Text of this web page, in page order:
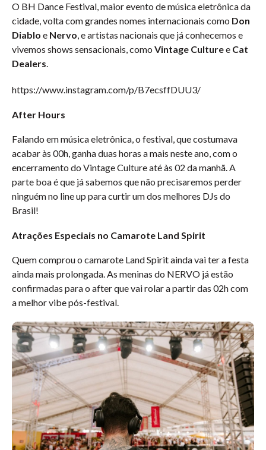
O BH Dance Festival, maior evento de música eletrônica da
cidade, volta com grandes nomes internacionais como Don
Diablo e Nervo, e artistas nacionais que já conhecemos e
vivemos shows sensacionais, como Vintage Culturee Cat
Dealers.
https://www.instagram.com/p/B7ecsffDUU3/
After Hours
Falando em música eletrônica, o festival, que costumava
acabar às 00h, ganha duas horas a mais neste ano, com o
encerramento do Vintage Culture até às 02 da manhã. A
parte boa é que já sabemos que não precisaremos perder
ninguém no line up para curtir um dos melhores DJs do
Brasil!
Atrações Especiais no Camarote Land Spirit
Quem comprou o camarote Land Spirit ainda vai ter a festa
ainda mais prolongada. As meninas do NERVO já estão
confirmadas para o after que vai rolar a partir das 02h com
a melhor vibe pós-festival.